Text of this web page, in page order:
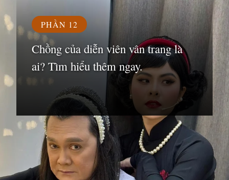
PHẦN 12
Chồng của diễn viên vân trang là
ai? Tìm hiểu thêm ngay.